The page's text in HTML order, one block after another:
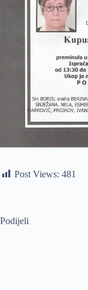
Post Views: 481
Podijeli